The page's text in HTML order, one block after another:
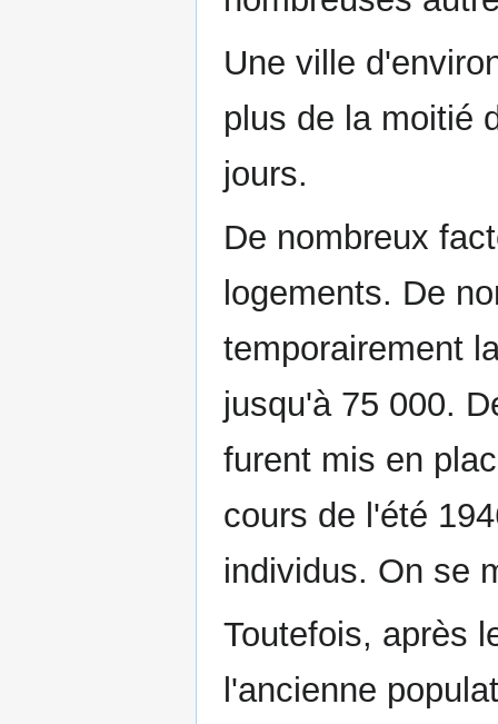
Une ville
plus de la moitié
jours.
De nombreux
logements. De
temporairement
jusqu'à 75 000.
furent mis en
cours de l'été
individus. On se
Toutefois, après
l'ancienne